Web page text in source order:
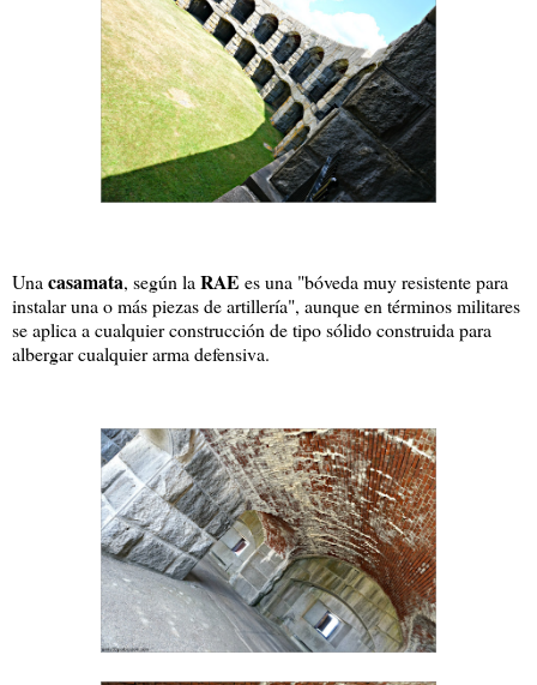
Una casamata, según la RAE es una "bóveda muy resistente para
instalar una o más piezas de artillería", aunque en términos militares
se aplica a cualquier construcción de tipo sólido construida para
albergar cualquier arma defensiva.